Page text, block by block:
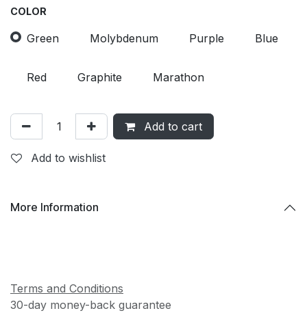
COLOR
Green Molybdenum Purple Blue
Red Graphite Marathon
Add to cart
Add to wishlist
More Information
Terms and Conditions
30-day money-back guarantee